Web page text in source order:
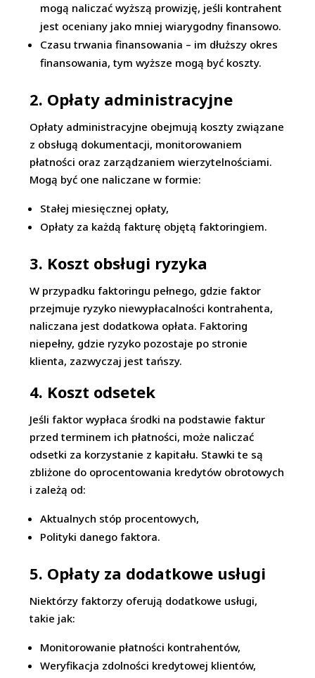
mogą naliczać wyższą prowizję, jeśli kontrahent
jest oceniany jako mniej wiarygodny finansowo.
Czasu trwania finansowania – im dłuższy okres
finansowania, tym wyższe mogą być koszty.
2. Opłaty administracyjne
Opłaty administracyjne obejmują koszty związane
z obsługą dokumentacji, monitorowaniem
płatności oraz zarządzaniem wierzytelnościami.
Mogą być one naliczane w formie:
Stałej miesięcznej opłaty,
Opłaty za każdą fakturę objętą faktoringiem.
3. Koszt obsługi ryzyka
W przypadku faktoringu pełnego, gdzie faktor
przejmuje ryzyko niewypłacalności kontrahenta,
naliczana jest dodatkowa opłata. Faktoring
niepełny, gdzie ryzyko pozostaje po stronie
klienta, zazwyczaj jest tańszy.
4. Koszt odsetek
Jeśli faktor wypłaca środki na podstawie faktur
przed terminem ich płatności, może naliczać
odsetki za korzystanie z kapitału. Stawki te są
zbliżone do oprocentowania kredytów obrotowych
i zależą od:
Aktualnych stóp procentowych,
Polityki danego faktora.
5. Opłaty za dodatkowe usługi
Niektórzy faktorzy oferują dodatkowe usługi,
takie jak:
Monitorowanie płatności kontrahentów,
Weryfikacja zdolności kredytowej klientów,